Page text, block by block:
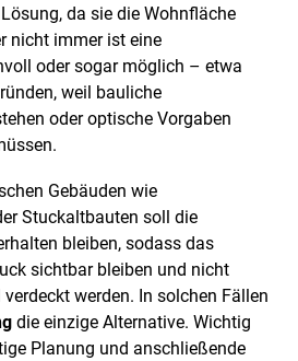
da sie die Wohnfläche
nicht immer ist eine
oder sogar möglich – etwa
weil bauliche
oder optische Vorgaben
Gebäuden wie
Stuckaltbauten soll die
bleiben, sodass das
sichtbar bleiben und nicht
werden. In solchen Fällen
die einzige Alternative. Wichtig
Planung und anschließende